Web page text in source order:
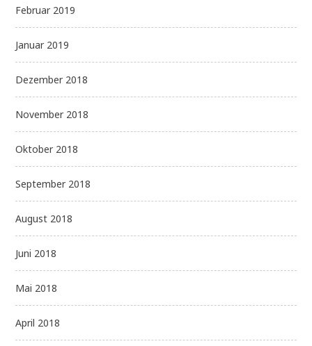
Februar 2019
Januar 2019
Dezember 2018
November 2018
Oktober 2018
September 2018
August 2018
Juni 2018
Mai 2018
April 2018